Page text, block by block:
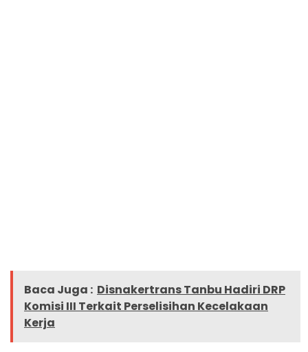
Baca Juga : Disnakertrans Tanbu Hadiri DRP
Komisi III Terkait Perselisihan Kecelakaan
Kerja